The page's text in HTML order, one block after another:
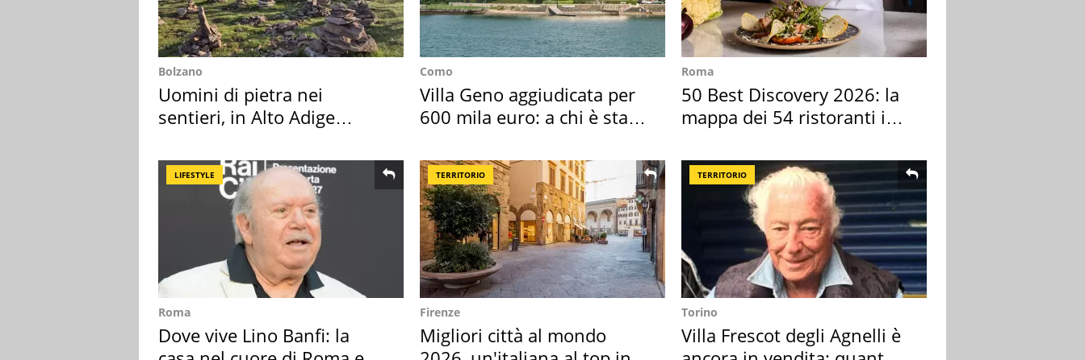
Bolzano
Uomini di pietra nei
sentieri, in Alto Adige
Como
Villa Geno aggiudicata per
600 mila euro: a chi è stata
Roma
50 Best Discovery 2026: la
mappa dei 54 ristoranti in
LIFESTYLE
Roma
Dove vive Lino Banfi: la
TERRITORIO
Firenze
Migliori città al mondo
TERRITORIO
Torino
Villa Frescot degli Agnelli è